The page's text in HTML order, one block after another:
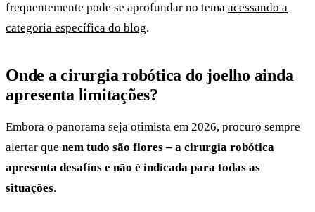
frequentemente pode se aprofundar no tema acessando a
categoria específica do blog.
Onde a cirurgia robótica do joelho ainda
apresenta limitações?
Embora o panorama seja otimista em 2026, procuro sempre
alertar que nem tudo são flores – a cirurgia robótica
apresenta desafios e não é indicada para todas as
situações.